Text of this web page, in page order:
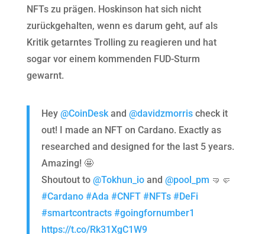
NFTs zu prägen. Hoskinson hat sich nicht
zurückgehalten, wenn es darum geht, auf als
Kritik getarntes Trolling zu reagieren und hat
sogar vor einem kommenden FUD-Sturm
gewarnt.
Hey @CoinDeskand @davidzmorrischeck it
out! I made an NFT on Cardano. Exactly as
researched and designed for the last 5 years.
Amazing! 🤩
Shoutout to @Tokhun_ioand @pool_pm 🤜🤛
#Cardano #Ada #CNFT #NFTs #DeFi
#smartcontracts #goingfornumber1
https://t.co/Rk31XgC1W9